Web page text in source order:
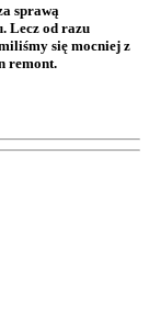
sprawą
Lecz od razu
się mocniej z
remont.